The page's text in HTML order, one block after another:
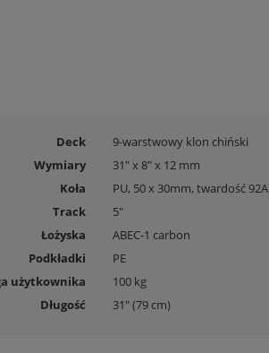
Deck
9-warstwowy klon chiński
Wymiary
31" x 8" x 12 mm
Koła
PU, 50 x 30mm, twardość 92A
Track
5"
Łożyska
ABEC-1 carbon
Podkładki
PE
użytkownika
100 kg
Długość
31" (79 cm)